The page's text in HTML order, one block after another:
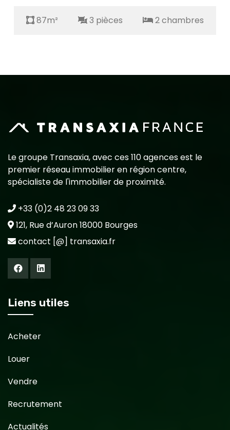
87m² 3 pièces 2 chambres
Le groupe Transaxia, avec ces 110 agences est le
premier réseau immobilier en région centre,
spécialiste de l'immobilier de proximité.
+33 (0)2 48 23 09 33
121, Rue d’Auron 18000 Bourges
contact [@] transaxia.fr
Liens utiles
Acheter
Louer
Vendre
Recrutement
Actualités